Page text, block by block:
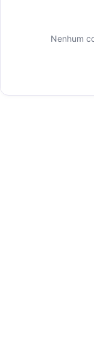
Nenhum